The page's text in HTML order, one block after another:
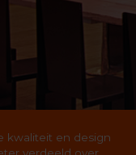
kwaliteit en design